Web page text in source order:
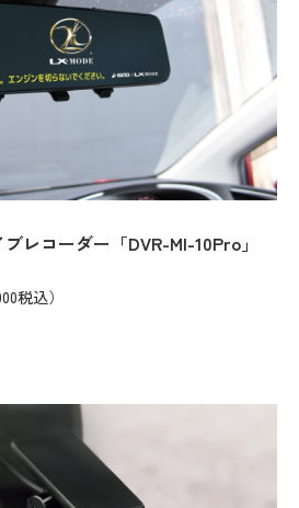
レコーダー「DVR-MI-10Pro」
税込）